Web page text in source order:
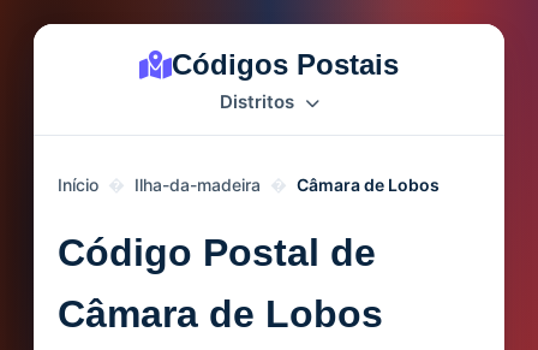
Códigos Postais
Distritos
Início Ilha-da-madeira Câmara de Lobos
Código Postal de
Câmara de Lobos